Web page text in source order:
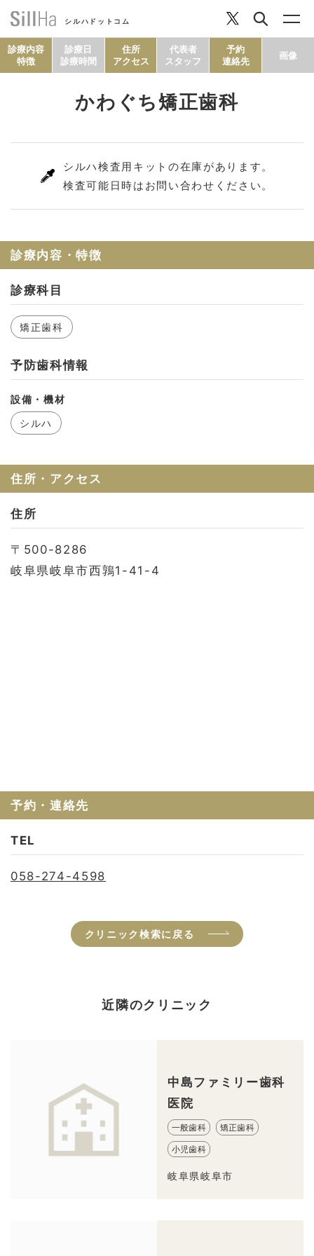
シルハドットコム
ヘルシーレシピ
セルフチェック
診療内容
特徴
診療日
診療時間
住所
アクセス
代表者
スタッフ
予約
連絡先
画像
かわぐち矯正歯科
シルハ検査用キットの在庫があります。
検査可能日時はお問い合わせください。
診療内容・特徴
診療科目
矯正歯科
予防歯科情報
設備・機材
シルハ
住所・アクセス
住所
〒500-8286
岐阜県岐阜市西鶉1-41-4
予約・連絡先
TEL
058-274-4598
クリニック検索に戻る
近隣のクリニック
中島ファミリー歯科
医院
一般歯科 矯正歯科
小児歯科
岐阜県岐阜市